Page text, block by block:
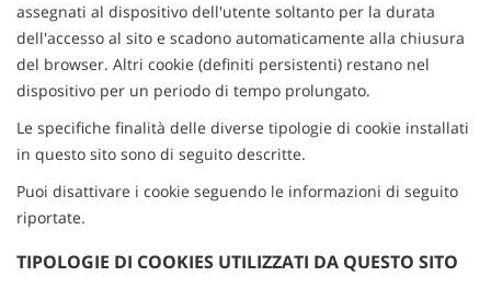
assegnati al dispositivo dell'utente soltanto per la durata
dell'accesso al sito e scadono automaticamente alla chiusura
del browser. Altri cookie (definiti persistenti) restano nel
dispositivo per un periodo di tempo prolungato.
Le specifiche finalità delle diverse tipologie di cookie installati
in questo sito sono di seguito descritte.
Puoi disattivare i cookie seguendo le informazioni di seguito
riportate.
TIPOLOGIE DI COOKIES UTILIZZATI DA QUESTO SITO